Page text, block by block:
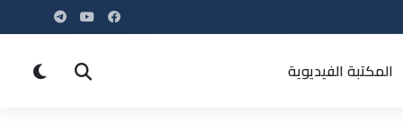
المكتبة الفيديوية